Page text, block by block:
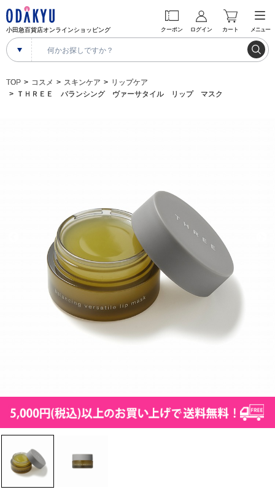
小田急百貨店オンラインショッピング クーポン ログイン カート メニュー
TOP コスメ スキンケア
リップケア
ＴＨＲＥＥ バランシング ヴァーサタイル リップ マスク